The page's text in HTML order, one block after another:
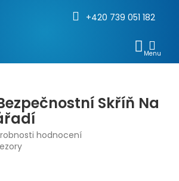
+420 739 051 182
Skříň Na
hodnocení